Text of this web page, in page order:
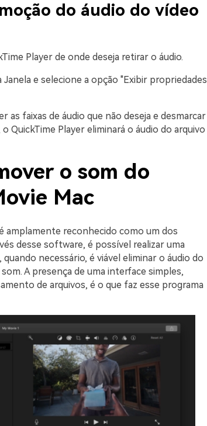
do áudio do vídeo
Player de onde deseja retirar o áudio.
e selecione a opção "Exibir propriedades
faixas de áudio que não deseja e desmarcar
QuickTime Player eliminará o áudio do arquivo
o som do
Mac
amplamente reconhecido como um dos
desse software, é possível realizar uma
necessário, é viável eliminar o áudio do
A presença de uma interface simples,
de arquivos, é o que faz esse programa